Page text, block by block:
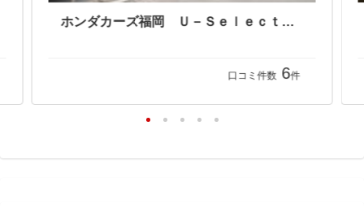
ホンダカーズ福岡 Ｕ－Ｓｅｌｅｃｔ板付
口コミ件数 6件